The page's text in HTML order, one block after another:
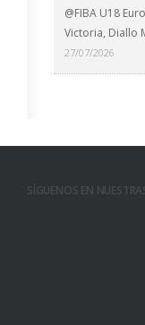
@FIBA U18
Victoria, Diallo
27/07/2026
SÍGUENOS EN